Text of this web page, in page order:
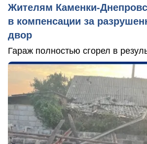
Жителям Каменки-
в компенсации за
двор
Гараж полностью сгорел в